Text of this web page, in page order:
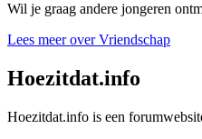
Wil je graag andere jongeren
Lees meer over Vriendschap
Hoezitdat.info
Hoezitdat.info is een